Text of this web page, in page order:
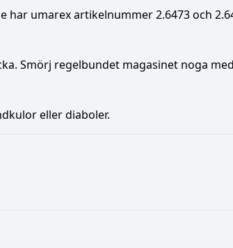
har umarex artikelnummer 2.6473 och
Smörj regelbundet magasinet noga
eller diaboler.